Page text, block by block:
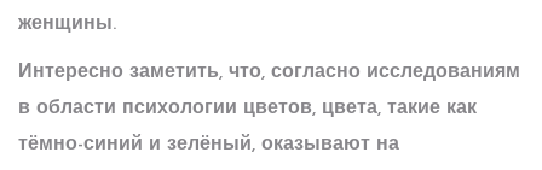
женщины.
Интересно заметить, что, согласно исследованиям
в области психологии цветов, цвета, такие как
тёмно-синий и зелёный, оказывают на